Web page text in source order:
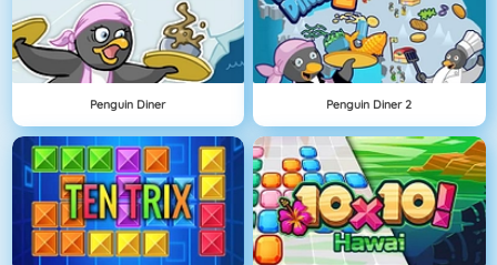
Penguin Diner Penguin Diner 2